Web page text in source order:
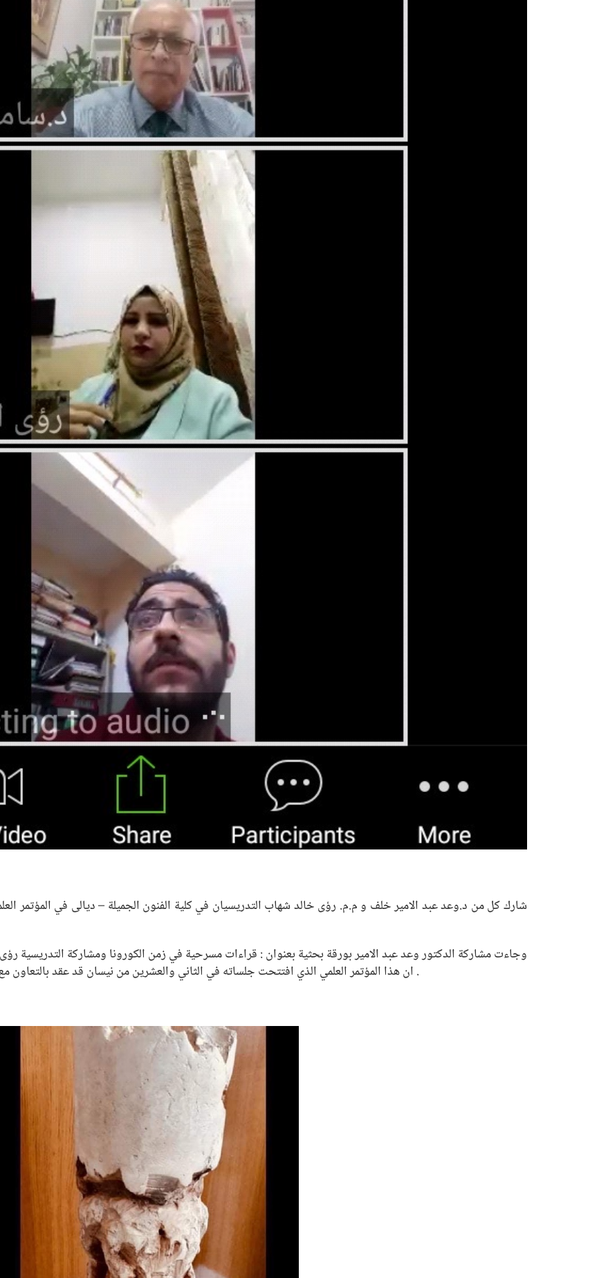
شارك كل من د.وعد عبد الامير خلف و م.م. رؤى خالد شهاب التدريسيان في كلية الفنون الجميلة – ديالى في المؤتمر
وجاءت مشاركة الدكتور وعد عبد الامير بورقة بحثية بعنوان : قراءات مسرحية في زمن الكورونا ومشاركة التدريسية
ان هذا المؤتمر العلمي الذي افتتحت جلساته في الثاني والعشرين من نيسان قد عقد بالتعاون مع منظمة الصحة العالمية وبمشاركة دولية وعربية ومحلية .